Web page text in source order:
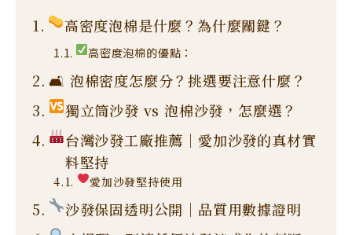
高密度泡棉是什麼？為什麼關鍵？
高密度泡棉的優點：
🛋 泡棉密度怎麼分？挑選要注意什麼？
獨立筒沙發 vs 泡棉沙發，怎麼選？
台灣沙發工廠推薦｜愛加沙發的真材實
料堅持
愛加沙發堅持使用
沙發保固透明公開｜品質用數據證明